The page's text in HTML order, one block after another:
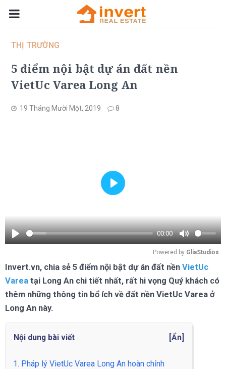
THỊ TRƯỜNG
5 điểm nội bật dự án đất nền
VietUc Varea Long An
19 Tháng Mười Một, 2019 8
Play
00:00
Mute
Play
Powered by GliaStudios
Invert.vn, chia sẻ 5 điểm nội bật dự án đất nền VietUc
Varea tại Long An chi tiết nhất, rất hi vọng Quý khách có
thêm những thông tin bổ ích về đất nền VietUc Varea ở
Long An này.
Nội dung bài viết Ẩn
1. Pháp lý VietUc Varea Long An hoàn chỉnh